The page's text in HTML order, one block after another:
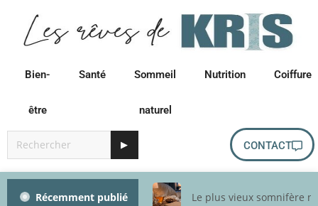
Bien-
être
Santé Sommeil
naturel
Nutrition Coiffure
▶ CONTACT
Récemment publié Le plus vieux somnifère